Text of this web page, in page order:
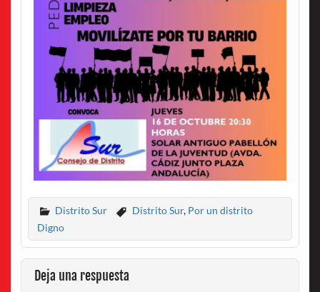
Distrito Sur Distrito Sur, Por un distrito
Digno
Deja una respuesta